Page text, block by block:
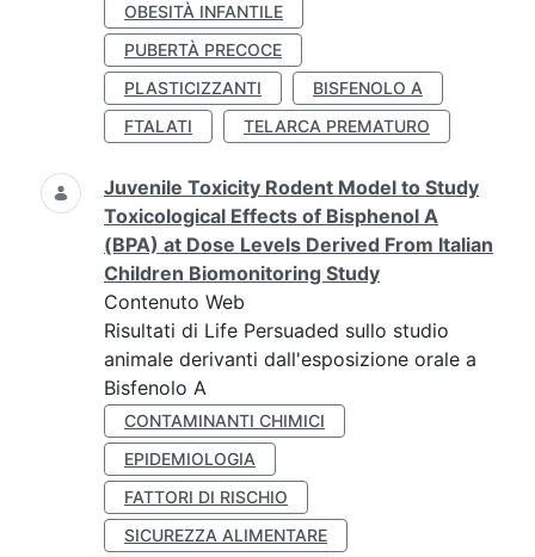
OBESITÀ INFANTILE
PUBERTÀ PRECOCE
PLASTICIZZANTI
BISFENOLO A
FTALATI
TELARCA PREMATURO
Juvenile Toxicity Rodent Model to Study
Toxicological Effects of Bisphenol A
(BPA) at Dose Levels Derived From Italian
Children Biomonitoring Study
Contenuto Web
Risultati di Life Persuaded sullo studio
animale derivanti dall'esposizione orale a
Bisfenolo A
CONTAMINANTI CHIMICI
EPIDEMIOLOGIA
FATTORI DI RISCHIO
SICUREZZA ALIMENTARE